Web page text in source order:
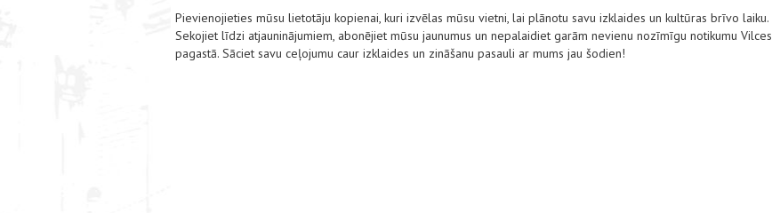
Pievienojieties mūsu lietotāju kopienai, kuri izvēlas mūsu vietni, lai plānotu savu izklaides un kultūras brīvo laiku.
Sekojiet līdzi atjauninājumiem, abonējiet mūsu jaunumus un nepalaidiet garām nevienu nozīmīgu notikumu Vilces
pagastā. Sāciet savu ceļojumu caur izklaides un zināšanu pasauli ar mums jau šodien!